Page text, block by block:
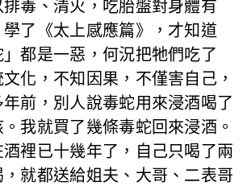
毒、清火，吃胎盤對身體有
了《太上感應篇》，才知道
」都是一惡，何況把牠們吃了
化，不知因果，不僅害自己，
前，別人說毒蛇用來浸酒喝了
我就買了幾條毒蛇回來浸酒。
裡已十幾年了，自己只喝了兩
就都送給姐夫、大哥、二表哥